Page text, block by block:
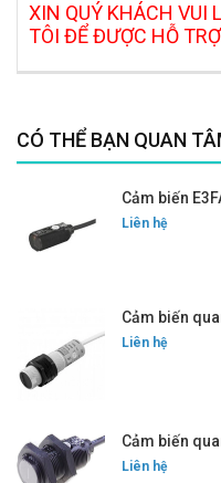
XIN QUÝ KHÁCH VUI
TÔI ĐỂ ĐƯỢC HỖ
CÓ THỂ BẠN QUAN
Cảm biến
Liên hệ
Cảm biến
Liên hệ
Cảm biến
Liên hệ